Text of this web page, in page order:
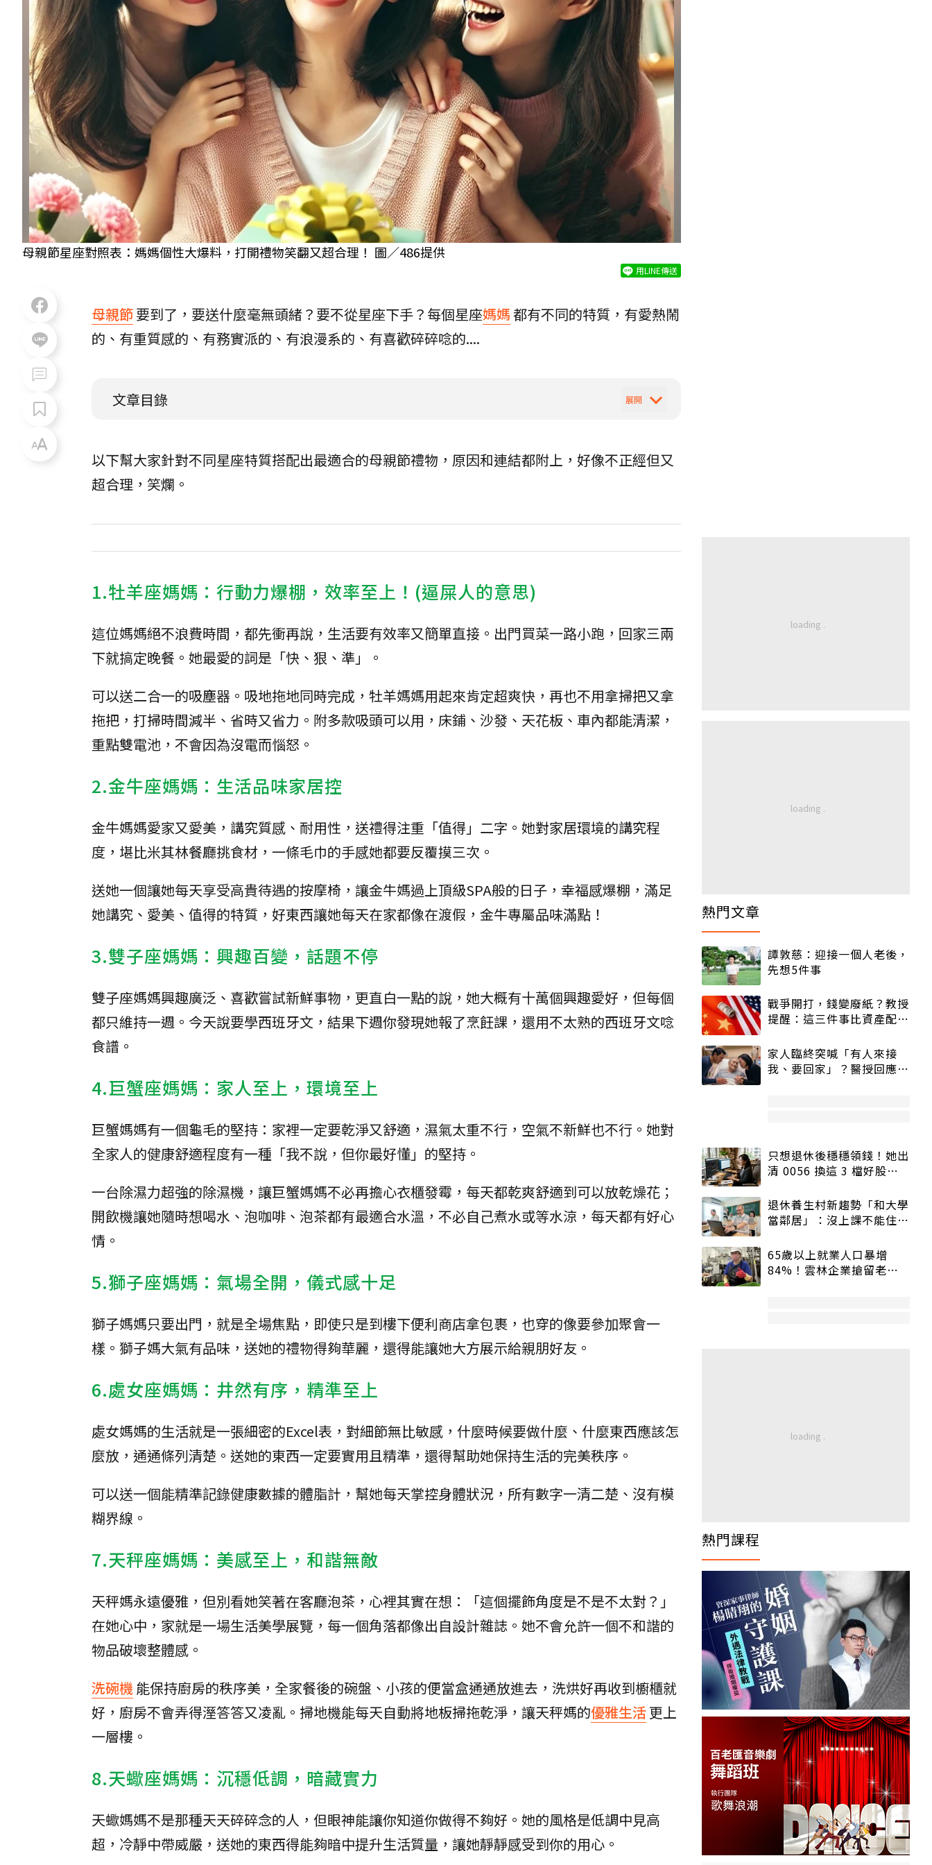
母親節星座對照表：媽媽個性大爆料，打開禮物笑翻又超合理！ 圖／486提供
用LINE傳送
母親節要到了，要送什麼毫無頭緒？要不從星座下手？每個星座媽媽都有不同的特質，有愛熱鬧
的、有重質感的、有務實派的、有浪漫系的、有喜歡碎碎唸的....
文章目錄
以下幫大家針對不同星座特質搭配出最適合的母親節禮物，原因和連結都附上，好像不正經但又
超合理，笑爛。
1.牡羊座媽媽：行動力爆棚，效率至上！(逼屎人的意思)
這位媽媽絕不浪費時間，都先衝再說，生活要有效率又簡單直接。出門買菜一路小跑，回家三兩
下就搞定晚餐。她最愛的詞是「快、狠、準」。
可以送二合一的吸塵器。吸地拖地同時完成，牡羊媽媽用起來肯定超爽快，再也不用拿掃把又拿
拖把，打掃時間減半、省時又省力。附多款吸頭可以用，床鋪、沙發、天花板、車內都能清潔，
重點雙電池，不會因為沒電而惱怒。
2.金牛座媽媽：生活品味家居控
金牛媽媽愛家又愛美，講究質感、耐用性，送禮得注重「值得」二字。她對家居環境的講究程
度，堪比米其林餐廳挑食材，一條毛巾的手感她都要反覆摸三次。
送她一個讓她每天享受高貴待遇的按摩椅，讓金牛媽過上頂級SPA般的日子，幸福感爆棚，滿足
她講究、愛美、值得的特質，好東西讓她每天在家都像在渡假，金牛專屬品味滿點！
3.雙子座媽媽：興趣百變，話題不停
雙子座媽媽興趣廣泛、喜歡嘗試新鮮事物，更直白一點的說，她大概有十萬個興趣愛好，但每個
都只維持一週。今天說要學西班牙文，結果下週你發現她報了烹飪課，還用不太熟的西班牙文唸
食譜。
4.巨蟹座媽媽：家人至上，環境至上
巨蟹媽媽有一個龜毛的堅持：家裡一定要乾淨又舒適，濕氣太重不行，空氣不新鮮也不行。她對
全家人的健康舒適程度有一種「我不說，但你最好懂」的堅持。
一台除濕力超強的除濕機，讓巨蟹媽媽不必再擔心衣櫃發霉，每天都乾爽舒適到可以放乾燥花；
開飲機讓她隨時想喝水、泡咖啡、泡茶都有最適合水溫，不必自己煮水或等水涼，每天都有好心
情。
5.獅子座媽媽：氣場全開，儀式感十足
獅子媽媽只要出門，就是全場焦點，即使只是到樓下便利商店拿包裹，也穿的像要參加聚會一
樣。獅子媽大氣有品味，送她的禮物得夠華麗，還得能讓她大方展示給親朋好友。
6.處女座媽媽：井然有序，精準至上
處女媽媽的生活就是一張細密的Excel表，對細節無比敏感，什麼時候要做什麼、什麼東西應該怎
麼放，通通條列清楚。送她的東西一定要實用且精準，還得幫助她保持生活的完美秩序。
可以送一個能精準記錄健康數據的體脂計，幫她每天掌控身體狀況，所有數字一清二楚、沒有模
糊界線。
7.天秤座媽媽：美感至上，和諧無敵
天秤媽永遠優雅，但別看她笑著在客廳泡茶，心裡其實在想：「這個擺飾角度是不是不太對？」
在她心中，家就是一場生活美學展覽，每一個角落都像出自設計雜誌。她不會允許一個不和諧的
物品破壞整體感。
洗碗機能保持廚房的秩序美，全家餐後的碗盤、小孩的便當盒通通放進去，洗烘好再收到櫥櫃就
好，廚房不會弄得溼答答又凌亂。掃地機能每天自動將地板掃拖乾淨，讓天秤媽的優雅生活更上
一層樓。
8.天蠍座媽媽：沉穩低調，暗藏實力
天蠍媽媽不是那種天天碎碎念的人，但眼神能讓你知道你做得不夠好。她的風格是低調中見高
超，冷靜中帶威嚴，送她的東西得能夠暗中提升生活質量，讓她靜靜感受到你的用心。
熱門文章
譚敦慈：迎接一個人老後，
先想5件事
戰爭開打，錢變廢紙？教授
提醒：這三件事比資產配置
家人臨終突喊「有人來接
我、要回家」？醫授回應方
只想退休後穩穩領錢！她出
清 0056 換這 3 檔好股：
退休養生村新趨勢「和大學
當鄰居」：沒上課不能住、
65歲以上就業人口暴增
84%！雲林企業搶留老員
熱門課程